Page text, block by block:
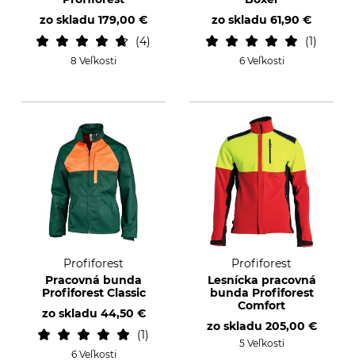
zo skladu 179,00 €
4
8 Veľkosti
zo skladu 61,90 €
1
6 Veľkosti
Profiforest
Pracovná bunda
Profiforest Classic
zo skladu 44,50 €
1
6 Veľkosti
Profiforest
Lesnícka pracovná
bunda Profiforest
Comfort
zo skladu 205,00 €
5 Veľkosti